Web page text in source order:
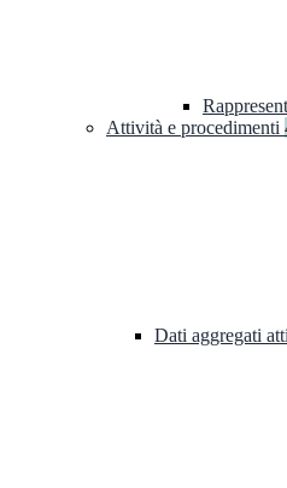
Attività e procedimenti
Dati aggregati